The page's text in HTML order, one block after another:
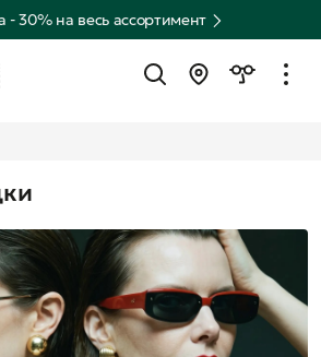
- 30% на весь ассортимент